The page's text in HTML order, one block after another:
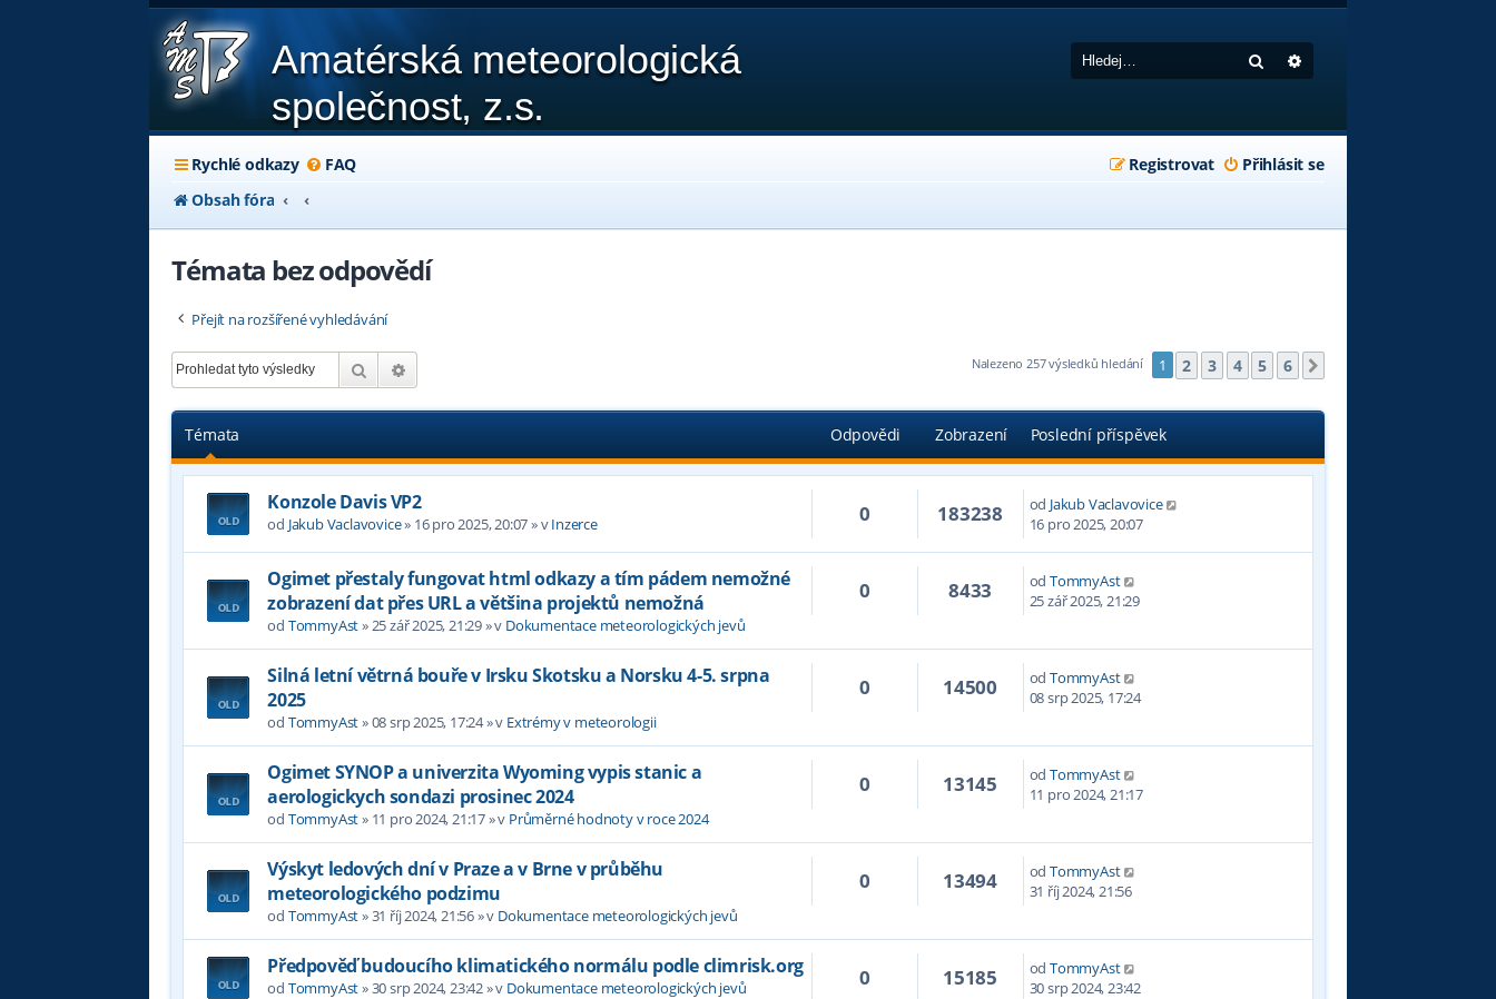
Amatérská meteorologická
společnost, z.s.
Hledat
Rychlé odkazy FAQ Přihlásit se
Registrovat
Obsah fóra
Témata bez odpovědí
Přejít na rozšířené vyhledávání
Hledat Nalezeno 257 výsledků hledání 1 2 3 4 5 6
Témata Odpovědi Zobrazení Poslední příspěvek
Konzole Davis VP2
od Jakub Vaclavovice» 16 pro 2025, 20:07» vInzerce 0 183238 od Jakub Vaclavovice
16 pro 2025, 20:07
Ogimet přestaly fungovat html odkazy a tím pádem nemožné
zobrazení dat přes URL a většina projektů nemožná
od TommyAst»25 zář 2025, 21:29» v Dokumentace meteorologických jevů
0 8433 od TommyAst
25 zář 2025, 21:29
Silná letní větrná bouře v Irsku Skotsku a Norsku 4-5. srpna
2025
od TommyAst»08 srp 2025, 17:24» v Extrémy v meteorologii
0 14500 od TommyAst
08 srp 2025, 17:24
Ogimet SYNOP a univerzita Wyoming vypis stanic a
aerologickych sondazi prosinec 2024
od TommyAst» 11 pro 2024, 21:17» v Průměrné hodnoty v roce 2024
0 13145 od TommyAst
11 pro 2024, 21:17
Výskyt ledových dní v Praze a v Brne v průběhu
meteorologického podzimu
od TommyAst»31 říj 2024, 21:56» v Dokumentace meteorologických jevů
0 13494 od TommyAst
31 říj 2024, 21:56
Předpověď budoucího klimatického normálu podle climrisk.org
od TommyAst»30 srp 2024, 23:42» v Dokumentace meteorologických jevů 0 15185 od TommyAst
30 srp 2024, 23:42